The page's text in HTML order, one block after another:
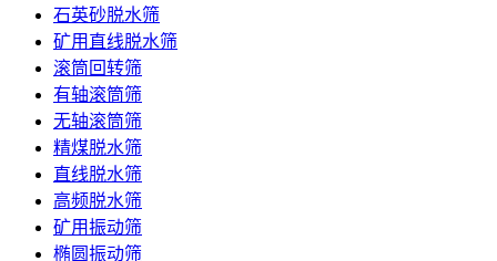
石英砂脱水筛
矿用直线脱水筛
滚筒回转筛
有轴滚筒筛
无轴滚筒筛
精煤脱水筛
直线脱水筛
高频脱水筛
矿用振动筛
椭圆振动筛